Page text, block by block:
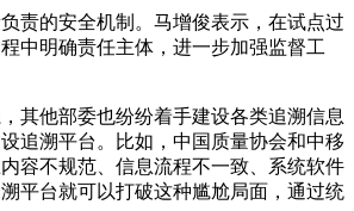
责的安全机制。马增俊表示，在试点过
中明确责任主体，进一步加强监督工
其他部委也纷纷着手建设各类追溯信息
追溯平台。比如，中国质量协会和中移
容不规范、信息流程不一致、系统软件
平台就可以打破这种尴尬局面，通过统